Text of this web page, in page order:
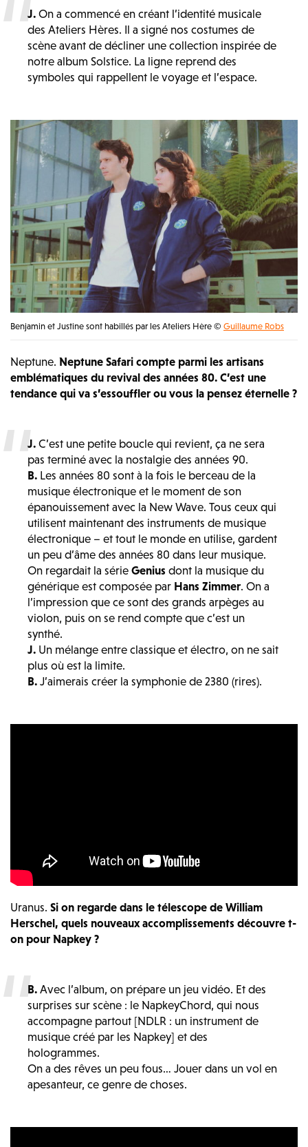
J. On a commencé en créant l’identité musicale
des Ateliers Hères. Il a signé nos costumes de
scène avant de décliner une collection inspirée de
notre album Solstice. La ligne reprend des
symboles qui rappellent le voyage et l’espace.
Benjamin et Justine sont habillés par les Ateliers Hère © Guillaume Robs
Neptune. Neptune Safari compte parmi les artisans
emblématiques du revival des années 80. C’est une
tendance qui va s’essouffler ou vous la pensez éternelle ?
J. C’est une petite boucle qui revient, ça ne sera
pas terminé avec la nostalgie des années 90.
B. Les années 80 sont à la fois le berceau de la
musique électronique et le moment de son
épanouissement avec la New Wave. Tous ceux qui
utilisent maintenant des instruments de musique
électronique – et tout le monde en utilise, gardent
un peu d’âme des années 80 dans leur musique.
On regardait la série Genius dont la musique du
générique est composée par Hans Zimmer. On a
l’impression que ce sont des grands arpèges au
violon, puis on se rend compte que c’est un
synthé.
J. Un mélange entre classique et électro, on ne sait
plus où est la limite.
B. J’aimerais créer la symphonie de 2380 (rires).
Uranus. Si on regarde dans le télescope de William
Herschel, quels nouveaux accomplissements découvre t-
on pour Napkey ?
B. Avec l’album, on prépare un jeu vidéo. Et des
surprises sur scène : le NapkeyChord, qui nous
accompagne partout [NDLR : un instrument de
musique créé par les Napkey] et des
hologrammes.
On a des rêves un peu fous… Jouer dans un vol en
apesanteur, ce genre de choses.